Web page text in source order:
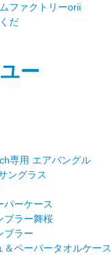
ファクトリーorii
だ
専用 エアバングル
ングラス
パーケース
ブラー舞桜
ブラー
＆ペーパータオルケース